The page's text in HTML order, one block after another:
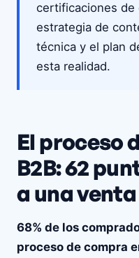
certificaciones de
estrategia de
técnica y el plan
esta realidad.
El proceso
B2B: 62
a una venta
68% de los
proceso de compra